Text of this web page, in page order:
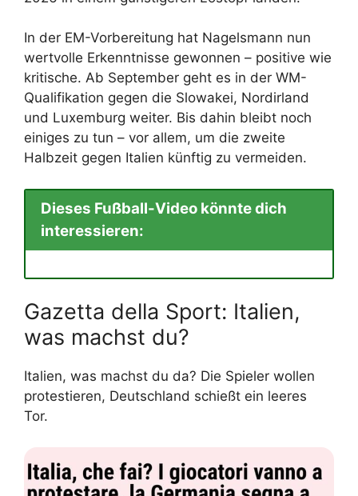
In der EM-Vorbereitung hat Nagelsmann nun
wertvolle Erkenntnisse gewonnen – positive wie
kritische. Ab September geht es in der WM-
Qualifikation gegen die Slowakei, Nordirland
und Luxemburg weiter. Bis dahin bleibt noch
einiges zu tun – vor allem, um die zweite
Halbzeit gegen Italien künftig zu vermeiden.
Dieses Fußball-Video könnte dich
interessieren:
Gazetta della Sport: Italien,
was machst du?
Italien, was machst du da? Die Spieler wollen
protestieren, Deutschland schießt ein leeres
Tor.